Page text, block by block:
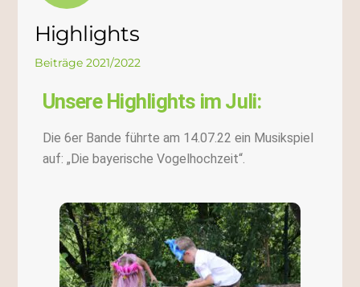
Highlights
Beiträge 2021/2022
Unsere Highlights im Juli:
Die 6er Bande führte am 14.07.22 ein Musikspiel
auf: „Die bayerische Vogelhochzeit“.